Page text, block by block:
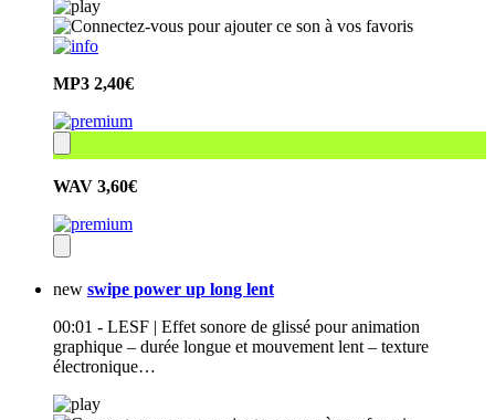
MP3 2,40€
WAV 3,60€
new swipe power up long lent
00:01 - LESF | Effet sonore de glissé pour animation
graphique – durée longue et mouvement lent – texture
électronique…